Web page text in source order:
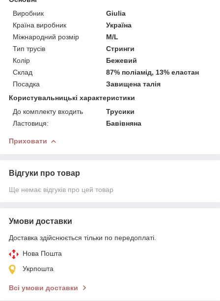
Виробник
Giulia
Країна виробник
Україна
Міжнародний розмір
M/L
Тип трусів
Стринги
Колір
Бежевий
Склад
87% поліамід, 13% еластан
Посадка
Завищена талія
Користувальницькі характеристики
До комплекту входить
Трусики
Ластовиця:
Бавівняна
Приховати
Відгуки про товар
Ще немає відгуків про цей товар
Умови доставки
Доставка здійснюється тільки по передоплаті.
Нова Пошта
Укрпошта
Всі умови доставки